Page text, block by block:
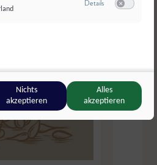
Detailszu Meta Pixel
Nichts
akzeptieren
Alles
akzeptieren